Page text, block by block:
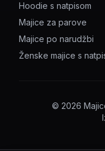
Hoodie s natpisom
Majice za parove
Majice po narudžbi
Ženske majice s
© 2026